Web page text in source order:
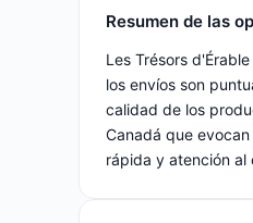
Resumen de las
Les Trésors
los envíos son
calidad de los
Canadá que
rápida y atención al